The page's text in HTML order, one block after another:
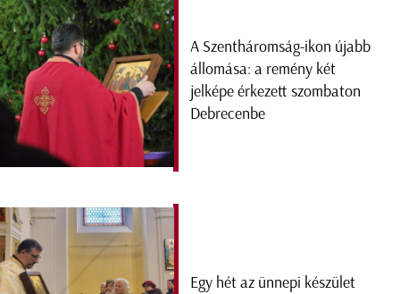
A Szentháromság-ikon újabb
állomása: a remény két
jelképe érkezett szombaton
Debrecenbe
Egy hét az ünnepi készület